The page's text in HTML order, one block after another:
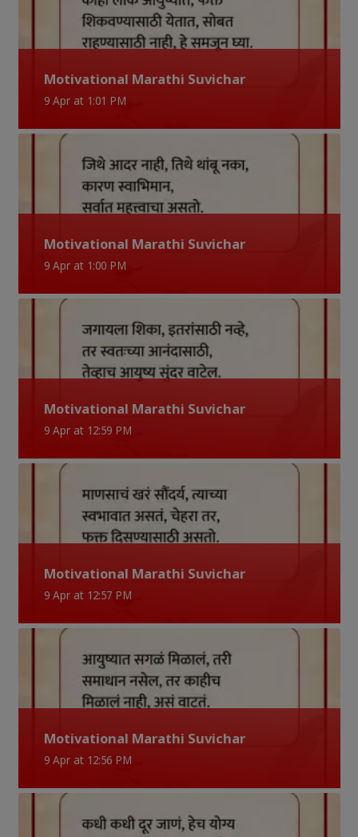
Motivational Marathi Suvichar
9 Apr at 1:01 PM
Motivational Marathi Suvichar
9 Apr at 1:00 PM
Motivational Marathi Suvichar
9 Apr at 12:59 PM
Motivational Marathi Suvichar
9 Apr at 12:57 PM
Motivational Marathi Suvichar
9 Apr at 12:56 PM